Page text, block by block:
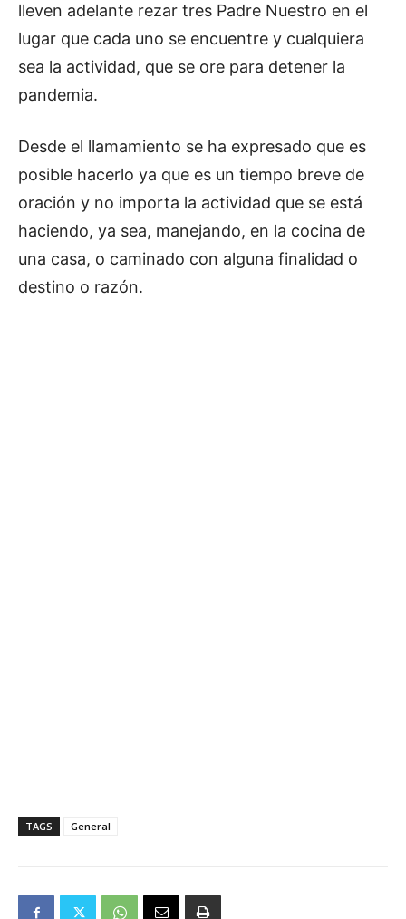
lleven adelante rezar tres Padre Nuestro en el
lugar que cada uno se encuentre y cualquiera
sea la actividad, que se ore para detener la
pandemia.
Desde el llamamiento se ha expresado que es
posible hacerlo ya que es un tiempo breve de
oración y no importa la actividad que se está
haciendo, ya sea, manejando, en la cocina de
una casa, o caminado con alguna finalidad o
destino o razón.
TAGS General